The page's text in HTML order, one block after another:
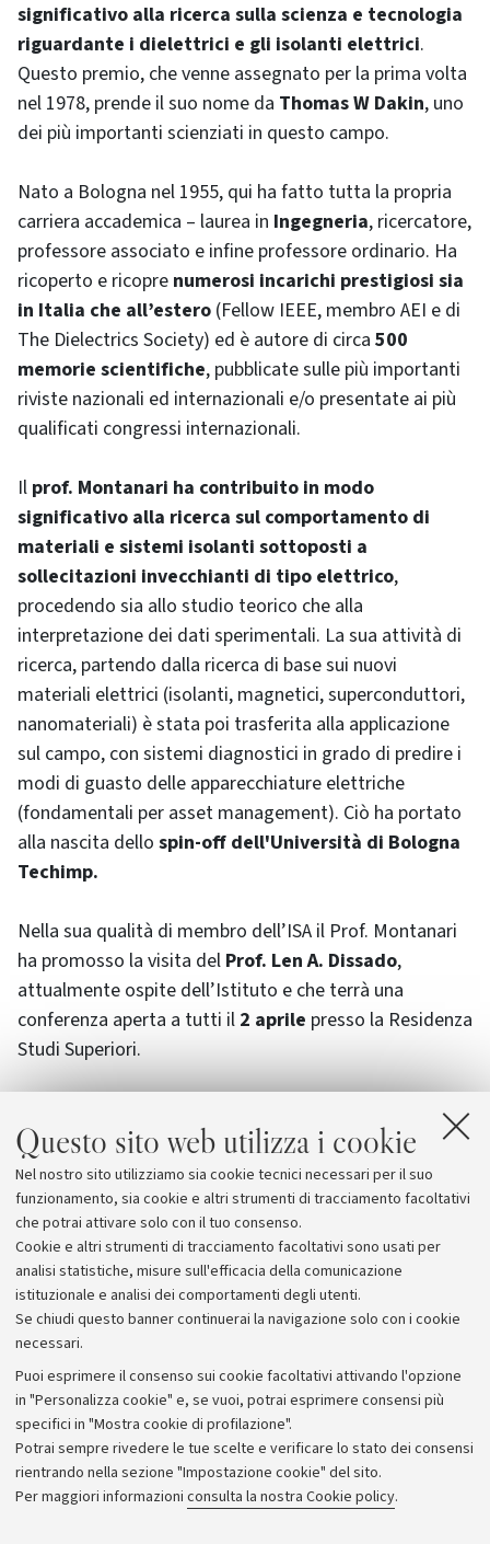
Questo sito web utilizza i cookie
Nel nostro sito utilizziamo sia cookie tecnici necessari per il suo
funzionamento, sia cookie e altri strumenti di tracciamento facoltativi
che potrai attivare solo con il tuo consenso.
Cookie e altri strumenti di tracciamento facoltativi sono usati per
analisi statistiche, misure sull'efficacia della comunicazione
istituzionale e analisi dei comportamenti degli utenti.
Se chiudi questo banner continuerai la navigazione solo con i cookie
necessari.
Puoi esprimere il consenso sui cookie facoltativi attivando l'opzione
in "Personalizza cookie" e, se vuoi, potrai esprimere consensi più
specifici in "Mostra cookie di profilazione".
Potrai sempre rivedere le tue scelte e verificare lo stato dei consensi
rientrando nella sezione "Impostazione cookie" del sito.
Per maggiori informazioni consulta la nostra Cookie policy.
significativo alla ricerca sulla scienza e tecnologia
riguardante i dielettrici e gli isolanti elettrici.
Questo premio, che venne assegnato per la prima volta
nel 1978, prende il suo nome da Thomas W Dakin, uno
dei più importanti scienziati in questo campo.
Nato a Bologna nel 1955, qui ha fatto tutta la propria
carriera accademica – laurea in Ingegneria, ricercatore,
professore associato e infine professore ordinario. Ha
ricoperto e ricopre numerosi incarichi prestigiosi sia
in Italia che all’estero (Fellow IEEE, membro AEI e di
The Dielectrics Society) ed è autore di circa 500
memorie scientifiche, pubblicate sulle più importanti
riviste nazionali ed internazionali e/o presentate ai più
qualificati congressi internazionali.
Il prof. Montanari ha contribuito in modo
significativo alla ricerca sul comportamento di
materiali e sistemi isolanti sottoposti a
sollecitazioni invecchianti di tipo elettrico,
procedendo sia allo studio teorico che alla
interpretazione dei dati sperimentali. La sua attività di
ricerca, partendo dalla ricerca di base sui nuovi
materiali elettrici (isolanti, magnetici, superconduttori,
nanomateriali) è stata poi trasferita alla applicazione
sul campo, con sistemi diagnostici in grado di predire i
modi di guasto delle apparecchiature elettriche
(fondamentali per asset management). Ciò ha portato
alla nascita dello spin-off dell'Università di Bologna
Techimp.
Nella sua qualità di membro dell’ISA il Prof. Montanari
ha promosso la visita del Prof. Len A. Dissado,
attualmente ospite dell’Istituto e che terrà una
conferenza aperta a tutti il 2 aprile presso la Residenza
Studi Superiori.
Allegati
ISA
Archivio
Comunicati stampa
Redazione
Rassegna stampa